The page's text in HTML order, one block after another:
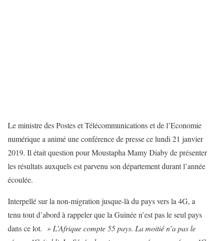
Le ministre des Postes et Télécommunications et de l’Economie
numérique a animé une conférence de presse ce lundi 21 janvier
2019. Il était question pour Moustapha Mamy Diaby de présenter
les résultats auxquels est parvenu son département durant l’année
écoulée.
Interpellé sur la non-migration jusque-là du pays vers la 4G, a
tenu tout d’abord à rappeler que la Guinée n’est pas le seul pays
dans ce lot. » L’Afrique compte 55 pays. La moitié n’a pas le